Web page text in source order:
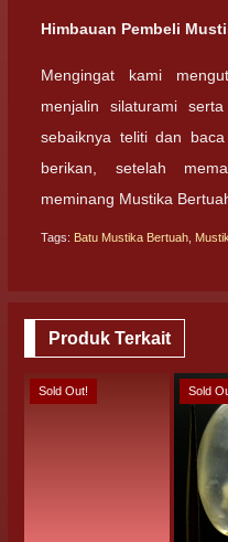
Himbauan Pembeli
Mengingat kami
menjalin silaturami
sebaiknya teliti dan
berikan, setelah
meminang Mustika
Tags: Batu Mustika Bertuah
Produk Terkait
Sold Out! Sold